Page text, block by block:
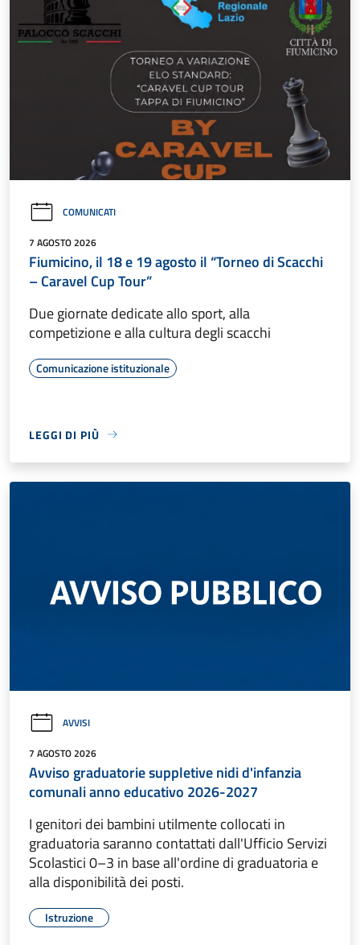
COMUNICATI
7 AGOSTO 2026
Fiumicino, il 18 e 19 agosto il “Torneo di Scacchi
– Caravel Cup Tour”
Due giornate dedicate allo sport, alla
competizione e alla cultura degli scacchi
Comunicazione istituzionale
LEGGI DI PIÙ
AVVISI
7 AGOSTO 2026
Avviso graduatorie suppletive nidi d'infanzia
comunali anno educativo 2026-2027
I genitori dei bambini utilmente collocati in
graduatoria saranno contattati dall'Ufficio Servizi
Scolastici 0–3 in base all'ordine di graduatoria e
alla disponibilità dei posti.
Istruzione